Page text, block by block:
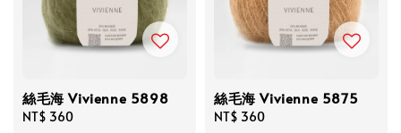
絲毛海 Vivienne 5898
Regular
NT$ 360
絲毛海 Vivienne 5875
Regular
NT$ 360